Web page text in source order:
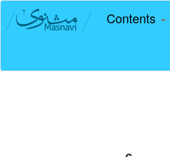
Contents